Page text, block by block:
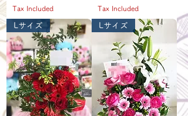
Tax Included Tax Included
Lサイズ Lサイズ